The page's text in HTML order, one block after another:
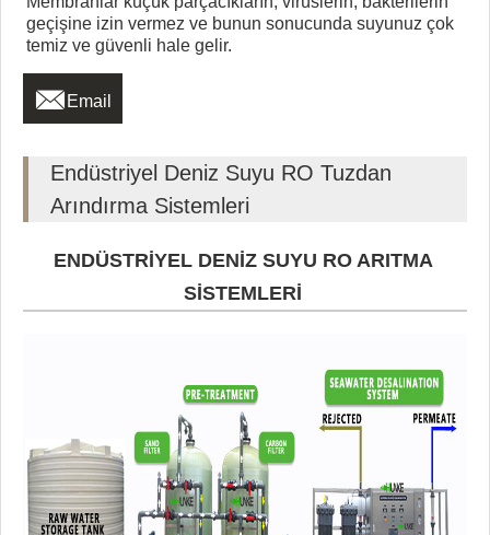
geçişine izin vermez ve bunun sonucunda suyunuz çok
temiz ve güvenli hale gelir.
 Email
Endüstriyel Deniz Suyu RO Tuzdan
Arındırma Sistemleri
ENDÜSTRİYEL DENİZ SUYU RO ARITMA
SİSTEMLERİ